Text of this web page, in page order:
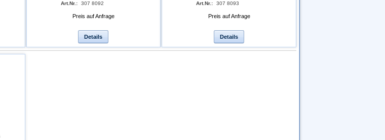
Art.Nr.: 307 8092
Preis auf Anfrage
Details
Art.Nr.: 307 8093
Preis auf Anfrage
Details